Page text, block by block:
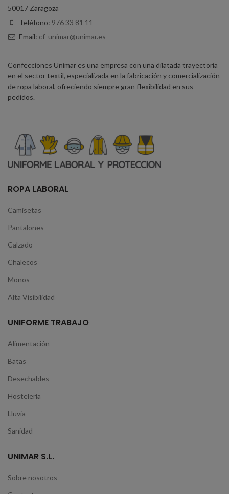
50017 Zaragoza
Teléfono: 976 33 81 11
Email: cf_unimar@unimar.es
Confecciones Unimar es una empresa con una dilatada trayectoria
en el sector textil, especializada en la fabricación y comercialización
de ropa laboral, ofreciendo siempre gran flexibilidad en sus
pedidos.
ROPA LABORAL
Camisetas
Pantalones
Calzado
Chalecos
Monos
Alta Visibilidad
UNIFORME TRABAJO
Alimentación
Batas
Desechables
Hostelería
Lluvia
Sanidad
UNIMAR S.L.
Sobre nosotros